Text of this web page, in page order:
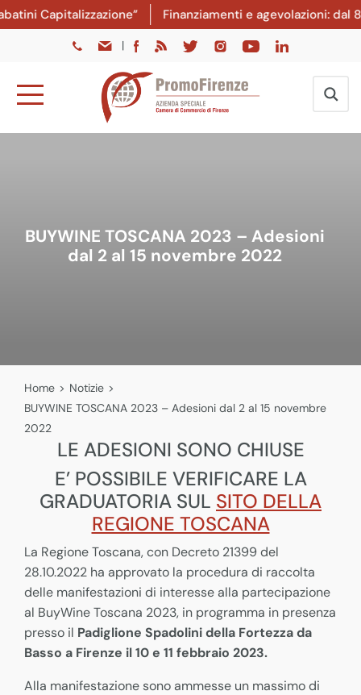
Finanziamenti e agevolazioni: dal 8
|
BUYWINE TOSCANA 2023 – Adesioni
dal 2 al 15 novembre 2022
Home > Notizie >
BUYWINE TOSCANA 2023 – Adesioni dal 2 al 15 novembre
2022
LE ADESIONI SONO CHIUSE
E’ POSSIBILE VERIFICARE LA
GRADUATORIA SUL SITO DELLA
REGIONE TOSCANA
La Regione Toscana, con Decreto 21399 del
28.10.2022 ha approvato la procedura di raccolta
delle manifestazioni di interesse alla partecipazione
al BuyWine Toscana 2023, in programma in presenza
presso il Padiglione Spadolini della Fortezza da
Basso a Firenze il 10 e 11 febbraio 2023.
Alla manifestazione sono ammesse un massimo di